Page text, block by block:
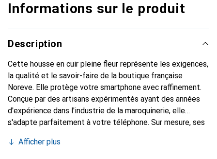
Informations sur le produit
Description
Cette housse en cuir pleine fleur représente les exigences,
la qualité et le savoir-faire de la boutique française
Noreve. Elle protège votre smartphone avec raffinement.
Conçue par des artisans expérimentés ayant des années
d'expérience dans l'industrie de la maroquinerie, elle
s'adapte parfaitement à votre téléphone. Sur mesure, ses
peau. Elle devient l'accessoire chic et indispensable pour
Afficher plus